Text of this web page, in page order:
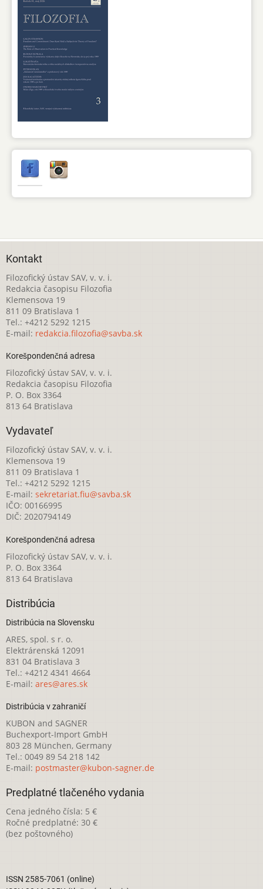
Kontakt
Filozofický ústav SAV, v. v. i.
Redakcia časopisu Filozofia
Klemensova 19
811 09 Bratislava 1
Tel.: +4212 5292 1215
E-mail: redakcia.filozofia@savba.sk
Korešpondenčná adresa
Filozofický ústav SAV, v. v. i.
Redakcia časopisu Filozofia
P. O. Box 3364
813 64 Bratislava
Vydavateľ
Filozofický ústav SAV, v. v. i.
Klemensova 19
811 09 Bratislava 1
Tel.: +4212 5292 1215
E-mail: sekretariat.fiu@savba.sk
IČO: 00166995
DIČ: 2020794149
Korešpondenčná adresa
Filozofický ústav SAV, v. v. i.
P. O. Box 3364
813 64 Bratislava
Distribúcia
Distribúcia na Slovensku
ARES, spol. s r. o.
Elektrárenská 12091
831 04 Bratislava 3
Tel.: +4212 4341 4664
E-mail: ares@ares.sk
Distribúcia v zahraničí
KUBON and SAGNER
Buchexport-Import GmbH
803 28 München, Germany
Tel.: 0049 89 54 218 142
E-mail: postmaster@kubon-sagner.de
Predplatné tlačeného vydania
Cena jedného čísla: 5 €
Ročné predplatné: 30 €
(bez poštovného)
ISSN 2585-7061 (online)